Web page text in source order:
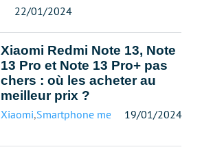
22/01/2024
Xiaomi Redmi Note 13, Note
13 Pro et Note 13 Pro+ pas
chers : où les acheter au
meilleur prix ?
Xiaomi,Smartphone meilleur prix
19/01/2024